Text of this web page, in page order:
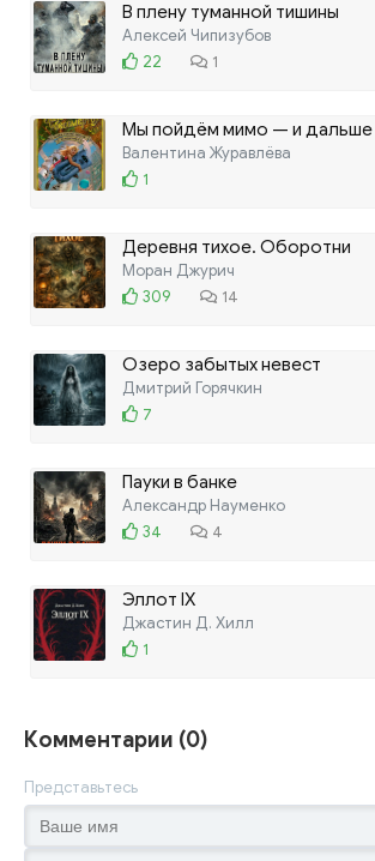
В плену туманной тишины
Алексей Чипизубов
22
1
Мы пойдём мимо — и дальше
Валентина Журавлёва
1
Деревня тихое. Оборотни
Моран Джурич
309
14
Озеро забытых невест
Дмитрий Горячкин
7
Пауки в банке
Александр Науменко
34
4
Эллот IX
Джастин Д. Хилл
1
Комментарии (0)
Представьтесь